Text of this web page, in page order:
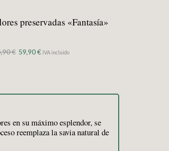
preservadas «Fantasía»
€ El
64,90 €.
59,90€El
59,90 €.
IVA incluido
en su máximo esplendor, se
reemplaza la savia natural de